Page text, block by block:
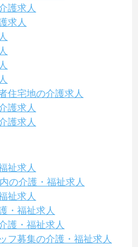
護求人
求人
住宅地の介護求人
護求人
護求人
祉求人
の介護・福祉求人
祉求人
・福祉求人
護・福祉求人
フ募集の介護・福祉求人